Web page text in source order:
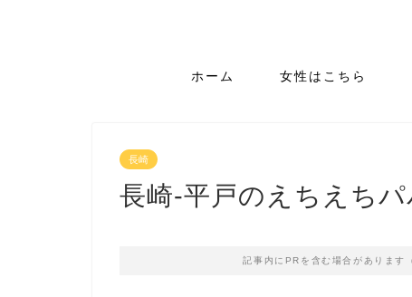
ホーム 女性はこちら
長崎
長崎-平戸のえちえちパ
記事内にPRを含む場合があります